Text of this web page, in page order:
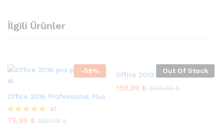
İlgili Ürünler
-58%
Office 2016 Professional Plus
5 üzerinden
41
79,99 ₺ 189,99₺
Out Of Stock
Office 2010 Professional Plus
159,99 ₺ 299,99₺